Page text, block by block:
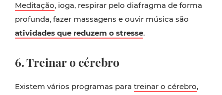
Meditação, ioga, respirar pelo diafragma de forma
profunda, fazer massagens e ouvir música são
atividades que reduzem o stresse.
6. Treinar o cérebro
Existem vários programas para treinar o cérebro,